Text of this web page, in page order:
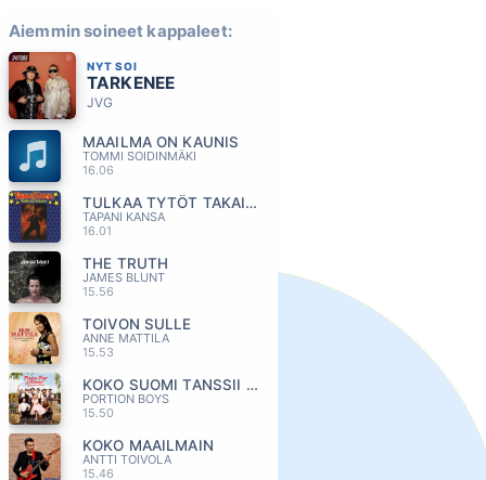
Aiemmin soineet kappaleet:
NYT SOI
TARKENEE
JVG
MAAILMA ON KAUNIS
TOMMI SOIDINMÄKI
16.06
TULKAA TYTÖT TAKAISIN
TAPANI KANSA
16.01
THE TRUTH
JAMES BLUNT
15.56
TOIVON SULLE
ANNE MATTILA
15.53
KOKO SUOMI TANSSII (feat. Komiat)
PORTION BOYS
15.50
KOKO MAAILMAIN
ANTTI TOIVOLA
15.46